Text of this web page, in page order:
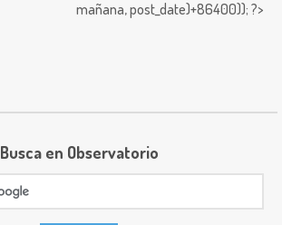
mañana,post_date)+86400)); ?>
Busca en Observatorio